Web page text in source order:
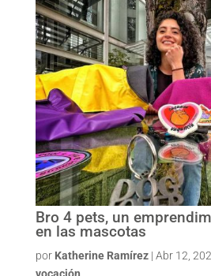
Bro 4 pets, un
en las mascotas
por Katherine Ramírez| Abr 12,
vocación